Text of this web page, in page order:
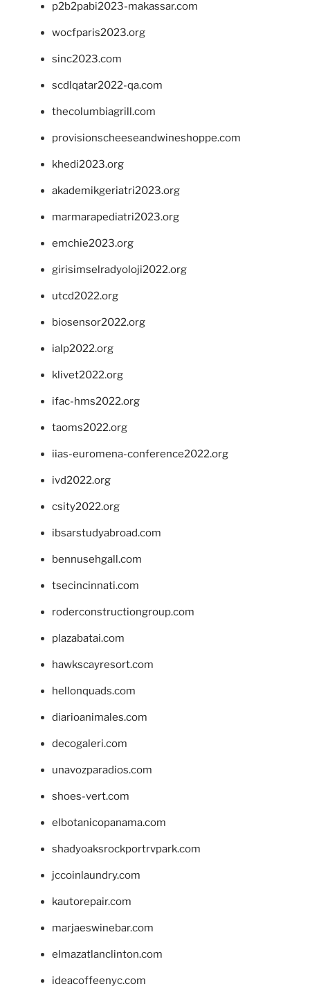
p2b2pabi2023-makassar.com
wocfparis2023.org
sinc2023.com
scdlqatar2022-qa.com
thecolumbiagrill.com
provisionscheeseandwineshoppe.com
khedi2023.org
akademikgeriatri2023.org
marmarapediatri2023.org
emchie2023.org
girisimselradyoloji2022.org
utcd2022.org
biosensor2022.org
ialp2022.org
klivet2022.org
ifac-hms2022.org
taoms2022.org
iias-euromena-conference2022.org
ivd2022.org
csity2022.org
ibsarstudyabroad.com
bennusehgall.com
tsecincinnati.com
roderconstructiongroup.com
plazabatai.com
hawkscayresort.com
hellonquads.com
diarioanimales.com
decogaleri.com
unavozparadios.com
shoes-vert.com
elbotanicopanama.com
shadyoaksrockportrvpark.com
jccoinlaundry.com
kautorepair.com
marjaeswinebar.com
elmazatlanclinton.com
ideacoffeenyc.com